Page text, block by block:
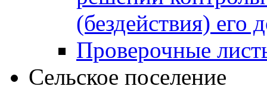
(бездействия) его
Проверочные
Сельское поселение